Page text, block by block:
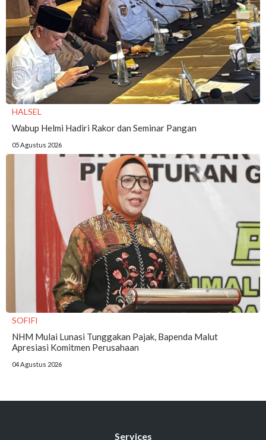
HALSEL
Wabup Helmi Hadiri Rakor dan Seminar Pangan
05 Agustus 2026
SOFIFI
NHM Mulai Lunasi Tunggakan Pajak, Bapenda Malut
Apresiasi Komitmen Perusahaan
04 Agustus 2026
Services